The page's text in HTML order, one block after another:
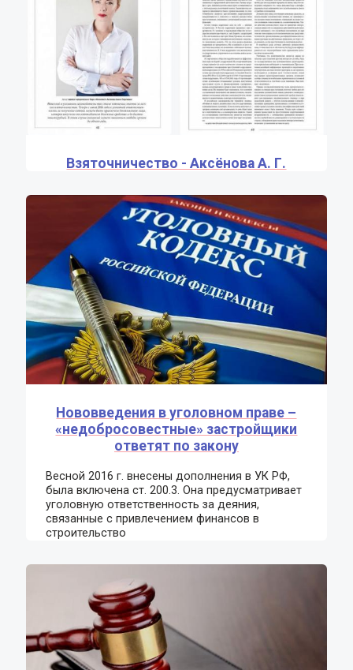
Взяточничество - Аксёнова А. Г.
Нововведения в уголовном праве –
«недобросовестные» застройщики
ответят по закону
Весной 2016 г. внесены дополнения в УК РФ,
была включена ст. 200.3. Она предусматривает
уголовную ответственность за деяния,
связанные с привлечением финансов в
строительство